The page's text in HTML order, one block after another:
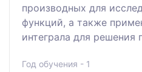
производных для
функций, а также
интеграла для решения
Год обучения - 1